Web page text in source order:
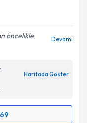
öncelikle
Devamı
Haritada Göster